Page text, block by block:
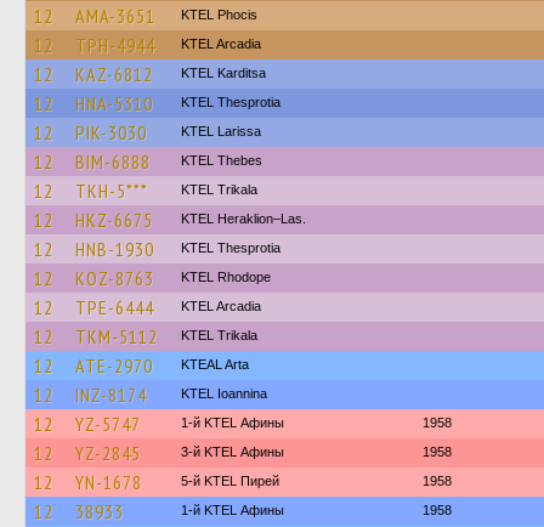
12 AMA-3651 ΚΤΕL Phocis
12 TPH-4944 KTEL Arcadia
12 KAZ-6812 ΚΤΕL Karditsa
12 HNA-5310 KTEL Thesprotia
12 PIK-3030 KTEL Larissa
12 BIM-6888 KTEL Thebes
12 TKH-5*** ΚΤΕL Τrikala
12 HKZ-6675 KTEL Heraklion–Las.
12 HNB-1930 KTEL Thesprotia
12 KOZ-8763 KTEL Rhodope
12 TPE-6444 KTEL Arcadia
12 TKM-5112 ΚΤΕL Τrikala
12 ATE-2970 KTEAL Arta
12 INZ-8174 KTEL Ioannina
12 YZ-5747 1-й KTEL Афины 1958
12 YZ-2845 3-й KTEL Афины 1958
12 YN-1678 5-й KTEL Пирей 1958
12 38933 1-й KTEL Афины 1958